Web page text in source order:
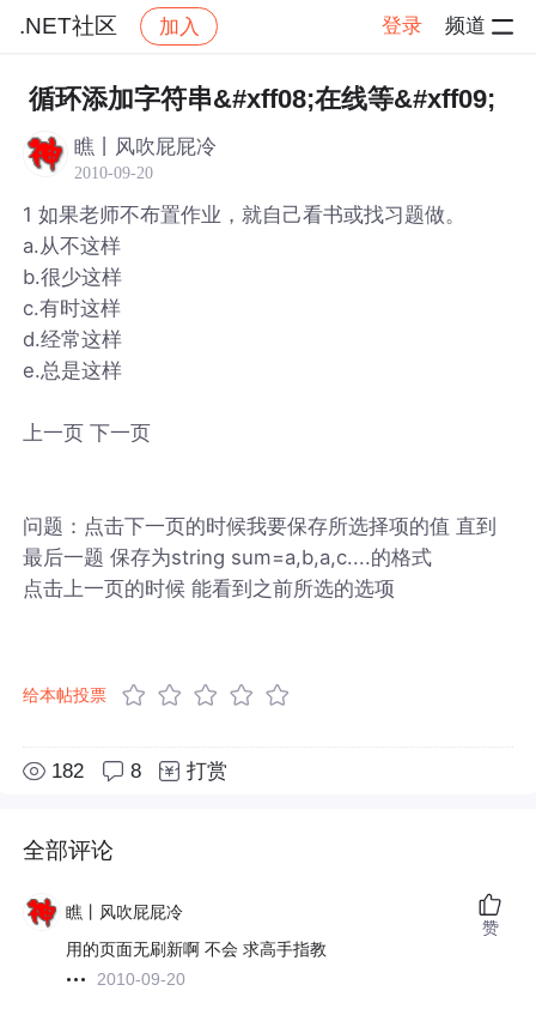
.NET社区 加入 登录 频道
社区 .NET社区 帖子详情
循环添加字符串&#xff08;在线等&#xff09;
瞧丨风吹屁屁冷
2010-09-20
1 如果老师不布置作业，就自己看书或找习题做。
a.从不这样
b.很少这样
c.有时这样
d.经常这样
e.总是这样
上一页 下一页
问题：点击下一页的时候我要保存所选择项的值 直到
最后一题 保存为string sum=a,b,a,c....的格式
点击上一页的时候 能看到之前所选的选项
给本帖投票
182 8 打赏
全部评论
瞧丨风吹屁屁冷
用的页面无刷新啊 不会 求高手指教
2010-09-20
赞